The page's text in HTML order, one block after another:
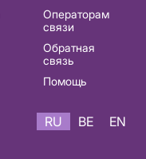
Операторам
связи
Обратная
связь
Помощь
RU BE EN